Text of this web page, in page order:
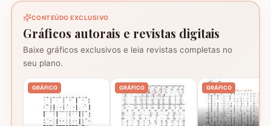
CONTEÚDO EXCLUSIVO
Gráficos autorais e revistas digitais
Baixe gráficos exclusivos e leia revistas completas no
seu plano.
GRÁFICO GRÁFICO GRÁFICO